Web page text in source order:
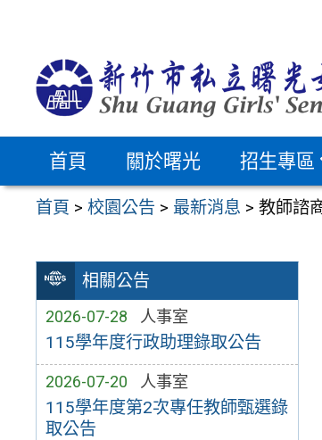
首頁 關於曙光 招生專區
首頁 >校園公告 > 最新消息 >教師諮
相關公告
2026-07-28 人事室
115學年度行政助理錄取公告
2026-07-20 人事室
115學年度第2次專任教師甄選錄
取公告